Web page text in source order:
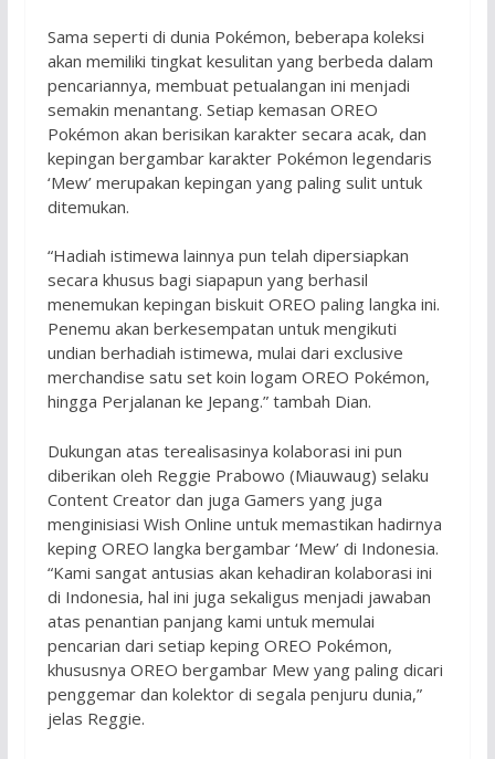
Sama seperti di dunia Pokémon, beberapa koleksi
akan memiliki tingkat kesulitan yang berbeda dalam
pencariannya, membuat petualangan ini menjadi
semakin menantang. Setiap kemasan OREO
Pokémon akan berisikan karakter secara acak, dan
kepingan bergambar karakter Pokémon legendaris
‘Mew’ merupakan kepingan yang paling sulit untuk
ditemukan.
“Hadiah istimewa lainnya pun telah dipersiapkan
secara khusus bagi siapapun yang berhasil
menemukan kepingan biskuit OREO paling langka ini.
Penemu akan berkesempatan untuk mengikuti
undian berhadiah istimewa, mulai dari exclusive
merchandise satu set koin logam OREO Pokémon,
hingga Perjalanan ke Jepang.” tambah Dian.
Dukungan atas terealisasinya kolaborasi ini pun
diberikan oleh Reggie Prabowo (Miauwaug) selaku
Content Creator dan juga Gamers yang juga
menginisiasi Wish Online untuk memastikan hadirnya
keping OREO langka bergambar ‘Mew’ di Indonesia.
“Kami sangat antusias akan kehadiran kolaborasi ini
di Indonesia, hal ini juga sekaligus menjadi jawaban
atas penantian panjang kami untuk memulai
pencarian dari setiap keping OREO Pokémon,
khususnya OREO bergambar Mew yang paling dicari
penggemar dan kolektor di segala penjuru dunia,”
jelas Reggie.